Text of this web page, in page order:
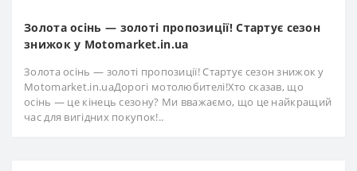
Золота осінь — золоті пропозиції! Стартує сезон
знижок у Motomarket.in.ua
Золота осінь — золоті пропозиції! Стартує сезон знижок у
Motomarket.in.uaДорогі мотолюбителі!Хто сказав, що
осінь — це кінець сезону? Ми вважаємо, що це найкращий
час для вигідних покупок!..